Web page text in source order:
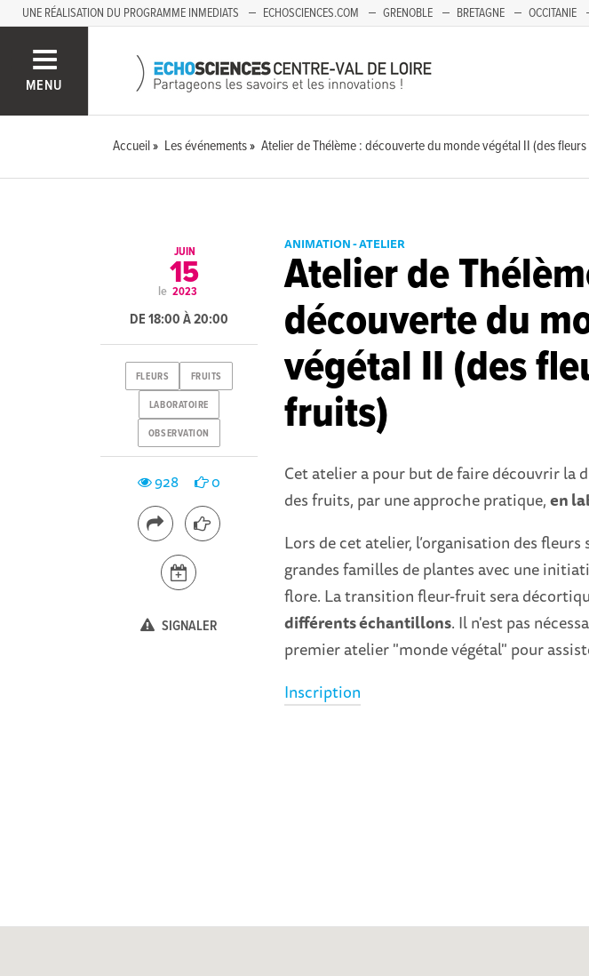
UNE RÉALISATION DU PROGRAMME INMEDIATS ECHOSCIENCES.COM GRENOBLE BRETAGNE OCCITANIE
MENU
Accueil Les événements Atelier de Thélème : découverte du monde végétal II (des
ANIMATION - ATELIER
Atelier de
découverte du
végétal II (des
fruits)
Cet atelier a pour but de faire découvrir la
des fruits, par une approche pratique,en
Lors de cet atelier, l’organisation des
grandes familles de plantes avec une
flore. La transition fleur-fruit sera
différents échantillons. Il n'est pas
premier atelier "monde végétal" pour
Inscription
le
JUIN
15
2023
DE 18:00 À 20:00
FLEURS FRUITS
LABORATOIRE
OBSERVATION
928 0
SIGNALER